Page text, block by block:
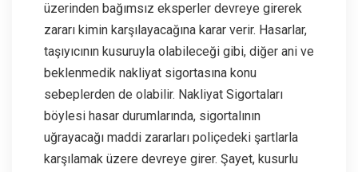
üzerinden bağımsız eksperler devreye girerek
zararı kimin karşılayacağına karar verir. Hasarlar,
taşıyıcının kusuruyla olabileceği gibi, diğer ani ve
beklenmedik nakliyat sigortasına konu
sebeplerden de olabilir. Nakliyat Sigortaları
böylesi hasar durumlarında, sigortalının
uğrayacağı maddi zararları poliçedeki şartlarla
karşılamak üzere devreye girer. Şayet, kusurlu